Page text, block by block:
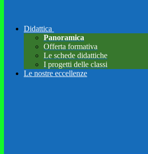
Didattica
Panoramica
Offerta formativa
Le schede didattiche
I progetti delle classi
Le nostre eccellenze